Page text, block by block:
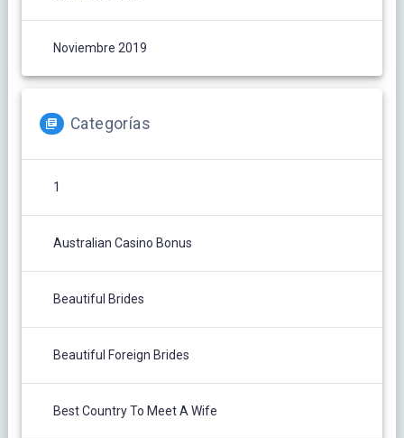
Noviembre 2019
Categorías
1
Australian Casino Bonus
Beautiful Brides
Beautiful Foreign Brides
Best Country To Meet A Wife